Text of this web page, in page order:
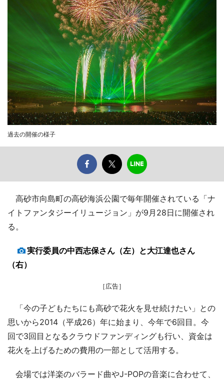
過去の開催の様子
高砂市向島町の高砂海浜公園で毎年開催されている「ナ
イトファンタジーイリュージョン」が9月28日に開催され
る。
実行委員の中西志保さん（左）と大江達也さん
（右）
［広告］
「今の子どもたちにも高砂で花火を見せ続けたい」との
思いから2014（平成26）年に始まり、今年で6回目。今
回で3回目となるクラウドファンディングも行い、資金は
花火を上げるための費用の一部として活用する。
会場では洋楽のバラード曲やJ-POPの音楽に合わせて、